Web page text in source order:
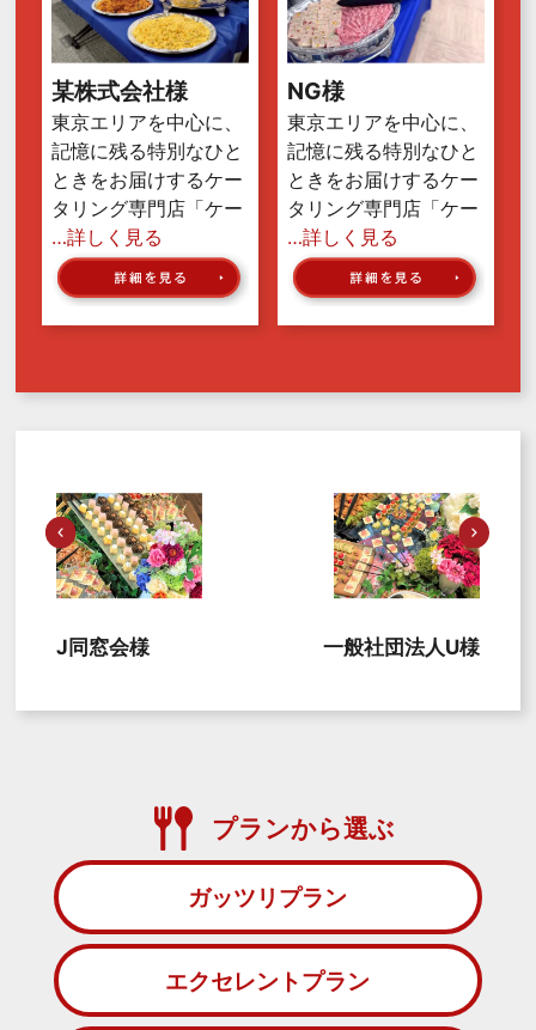
某株式会社様
東京エリアを中心に、
記憶に残る特別なひと
ときをお届けするケー
タリング専門店「ケー
…詳しく見る
NG様
東京エリアを中心に、
記憶に残る特別なひと
ときをお届けするケー
タリング専門店「ケー
…詳しく見る
J同窓会様 一般社団法人U様
プランから選ぶ
ガッツリプラン
エクセレントプラン